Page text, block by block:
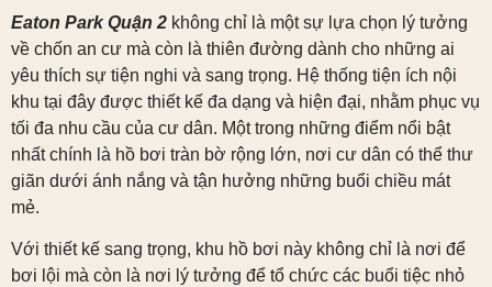
Eaton Park Quận 2 không chỉ là một sự lựa chọn lý tưởng
về chốn an cư mà còn là thiên đường dành cho những ai
yêu thích sự tiện nghi và sang trọng. Hệ thống tiện ích nội
khu tại đây được thiết kế đa dạng và hiện đại, nhằm phục vụ
tối đa nhu cầu của cư dân. Một trong những điểm nổi bật
nhất chính là hồ bơi tràn bờ rộng lớn, nơi cư dân có thể thư
giãn dưới ánh nắng và tận hưởng những buổi chiều mát
mẻ.
Với thiết kế sang trọng, khu hồ bơi này không chỉ là nơi để
bơi lội mà còn là nơi lý tưởng để tổ chức các buổi tiệc nhỏ